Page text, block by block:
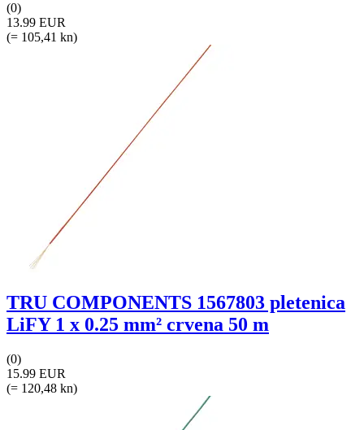
(0)
13.99 EUR
(= 105,41 kn)
TRU COMPONENTS 1567803 pletenica
LiFY 1 x 0.25 mm² crvena 50 m
(0)
15.99 EUR
(= 120,48 kn)